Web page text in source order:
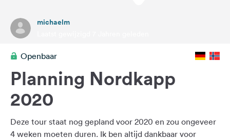
Feedback
Taal:
Volg
ons
michaelm
Openbaar
Planning Nordkapp
2020
Deze tour staat nog gepland voor 2020 en zou ongeveer
4 weken moeten duren. Ik ben altijd dankbaar voor